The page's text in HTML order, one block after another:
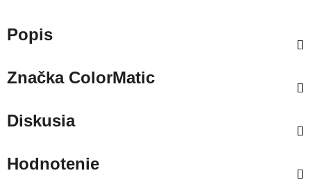
Popis
ZnačkaColorMatic
Diskusia
Hodnotenie